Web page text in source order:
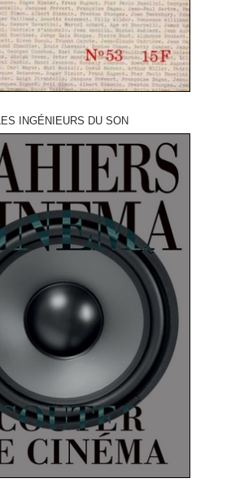
LES INGÉNIEURS DU SON